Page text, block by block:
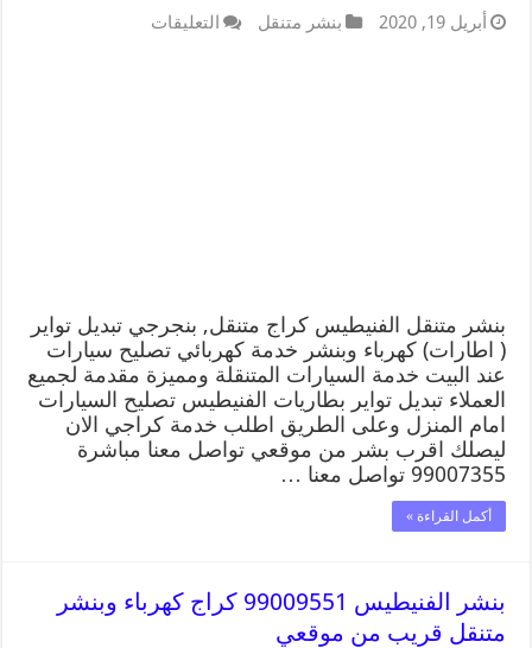
أبريل 19, 2020 بنشر متنقل التعليقات
بنشر متنقل الفنيطيس كراج متنقل, بنجرجي تبديل تواير
( اطارات) كهرباء وبنشر خدمة كهربائي تصليح سيارات
عند البيت خدمة السيارات المتنقلة ومميزة مقدمة لجميع
العملاء تبديل تواير بطاريات الفنيطيس تصليح السيارات
امام المنزل وعلى الطريق اطلب خدمة كراجي الان
ليصلك اقرب بشر من موقعي تواصل معنا مباشرة
99007355 تواصل معنا …
أكمل القراءة »
بنشر الفنيطيس 99009551 كراج كهرباء وبنشر
متنقل قريب من موقعي